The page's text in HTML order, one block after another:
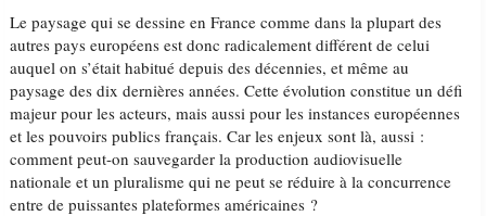
Le paysage qui se dessine en France comme dans la plupart des
autres pays européens est donc radicalement différent de celui
auquel on s’était habitué depuis des décennies, et même au
paysage des dix dernières années. Cette évolution constitue un défi
majeur pour les acteurs, mais aussi pour les instances européennes
et les pouvoirs publics français. Car les enjeux sont là, aussi :
comment peut-on sauvegarder la production audiovisuelle
nationale et un pluralisme qui ne peut se réduire à la concurrence
entre de puissantes plateformes américaines ?